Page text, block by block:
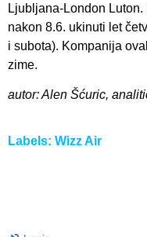
Ljubljana-London
nakon 8.6. ukinuti let
i subota). Kompanija
zime.
autor: Alen Šćuric,
Labels: Wizz Air